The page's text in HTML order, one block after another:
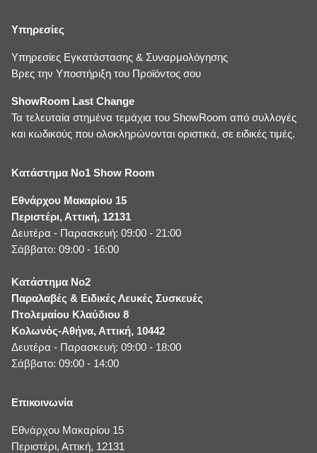
Υπηρεσίες
Υπηρεσίες Εγκατάστασης & Συναρμολόγησης
Βρες την Υποστήριξη του Προϊόντος σου
ShowRoom Last Change
Τα τελευταία στημένα τεμάχια του ShowRoom από συλλογές
και κωδικούς που ολοκληρώνονται οριστικά, σε ειδικές τιμές.
Κατάστημα No1 Show Room
Εθνάρχου Μακαρίου 15
Περιστέρι, Αττική, 12131
Δευτέρα - Παρασκευή: 09:00 - 21:00
Σάββατο: 09:00 - 16:00
Κατάστημα No2
Παραλαβές & Ειδικές Λευκές Συσκευές
Πτολεμαίου Κλαύδιου 8
Κολωνός-Αθήνα, Αττική, 10442
Δευτέρα - Παρασκευή: 09:00 - 18:00
Σάββατο: 09:00 - 14:00
Επικοινωνία
Εθνάρχου Μακαρίου 15
Περιστέρι, Αττική, 12131